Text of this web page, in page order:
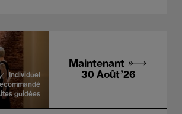
Individuel
guidées
Maintenant →
30 Août'26